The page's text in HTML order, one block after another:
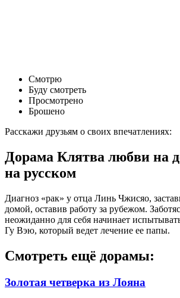
Смотрю
Буду смотреть
Просмотрено
Брошено
Расскажи друзьям о своих впечатлениях:
Дорама Клятва любви на
на русском
Диагноз «рак» у отца Линь Чжисяо,
домой, оставив работу за рубежом.
неожиданно для себя начинает
Гу Вэю, который ведет лечение ее папы.
Смотреть ещё дорамы:
Золотая четверка из Лояна